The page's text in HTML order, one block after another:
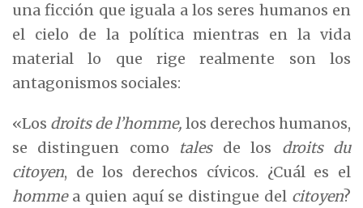
una ficción que iguala a los seres humanos en
el cielo de la política mientras en la vida
material lo que rige realmente son los
antagonismos sociales:
«Los droits de l’homme, los derechos humanos,
se distinguen como tales de los droits du
citoyen, de los derechos cívicos. ¿Cuál es el
homme a quien aquí se distingue del citoyen?